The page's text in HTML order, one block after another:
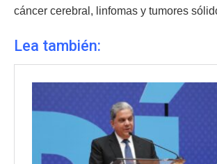
cáncer cerebral, linfomas y tumores
Lea también: